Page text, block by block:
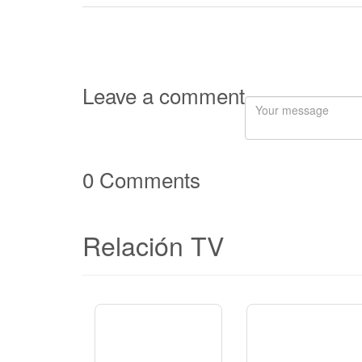
Leave a comment
0 Comments
Relación TV